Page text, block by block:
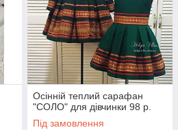
Осінній теплий сарафан
"СОЛО" для дівчинки 98 р.
Під замовлення